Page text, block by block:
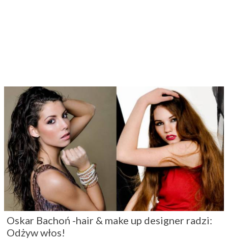
Oskar Bachoń -hair & make up designer radzi:
Odżyw włos!